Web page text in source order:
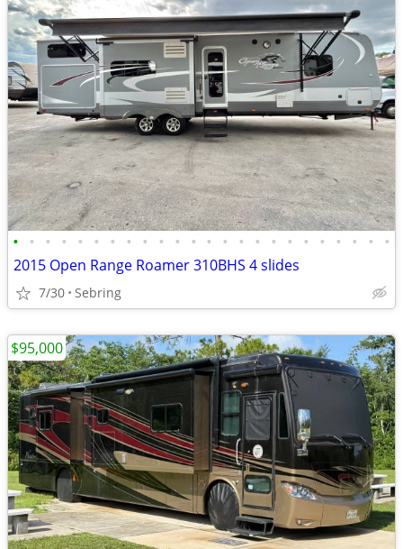
• • • • • • • • • • • • • • • • • • • • • • • •
2015 Open Range Roamer 310BHS 4 slides
7/30 Sebring
$95,000